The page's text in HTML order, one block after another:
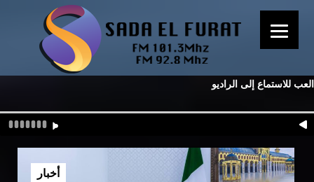
العب للاستماع إلى الراديو
أخبار